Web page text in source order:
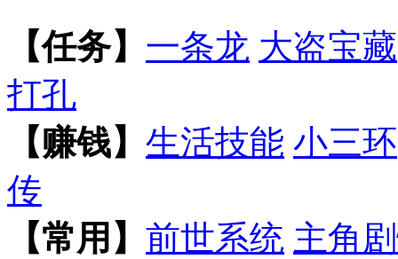
【任务】 一条龙 大盗宝藏
打孔
【赚钱】 生活技能 小三环
传
【常用】 前世系统 主角